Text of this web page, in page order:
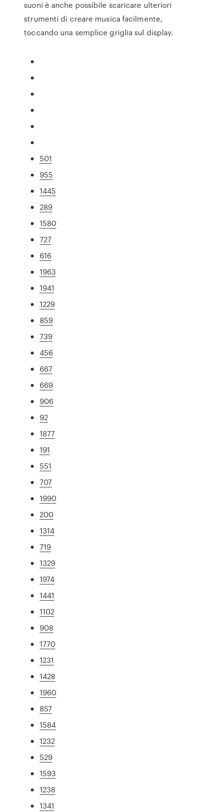
suoni è anche possibile scaricare ulteriori
strumenti di creare musica facilmente,
toccando una semplice griglia sul display.
501
955
1445
289
1580
727
616
1963
1941
1229
859
739
456
667
669
906
92
1877
191
551
707
1990
200
1314
719
1329
1974
1441
1102
908
1770
1231
1428
1960
857
1584
1232
529
1593
1238
1341